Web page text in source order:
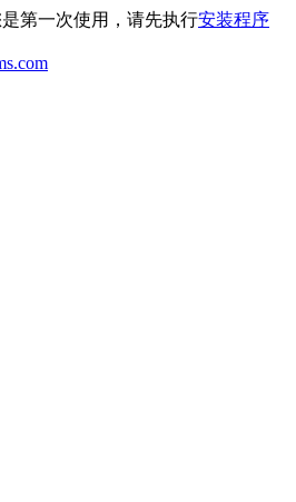
第一次使用，请先执行安装程序